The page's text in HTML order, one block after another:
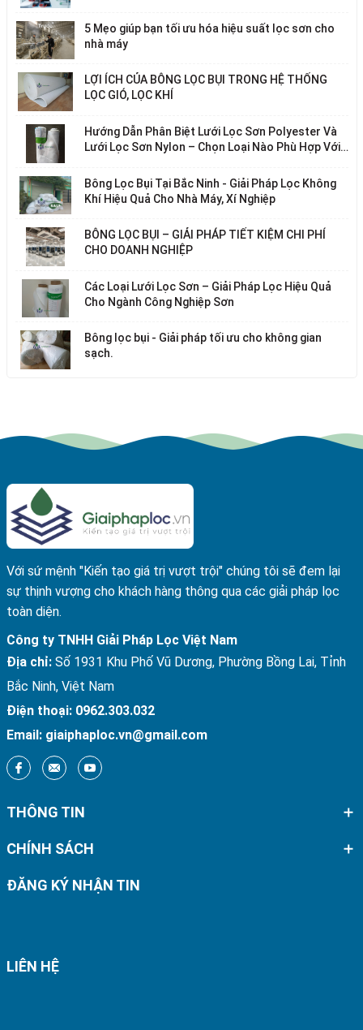
5 Mẹo giúp bạn tối ưu hóa hiệu suất lọc sơn cho
nhà máy
LỢI ÍCH CỦA BÔNG LỌC BỤI TRONG HỆ THỐNG
LỌC GIÓ, LỌC KHÍ
Hướng Dẫn Phân Biệt Lưới Lọc Sơn Polyester Và
Lưới Lọc Sơn Nylon – Chọn Loại Nào Phù Hợp Với
Bông Lọc Bụi Tại Bắc Ninh - Giải Pháp Lọc Không
Khí Hiệu Quả Cho Nhà Máy, Xí Nghiệp
BÔNG LỌC BỤI – GIẢI PHÁP TIẾT KIỆM CHI PHÍ
CHO DOANH NGHIỆP
Các Loại Lưới Lọc Sơn – Giải Pháp Lọc Hiệu Quả
Cho Ngành Công Nghiệp Sơn
Bông lọc bụi - Giải pháp tối ưu cho không gian
sạch.
Với sứ mệnh "Kiến tạo giá trị vượt trội" chúng tôi sẽ đem lại
sự thịnh vượng cho khách hàng thông qua các giải pháp lọc
toàn diện.
Công ty TNHH Giải Pháp Lọc Việt Nam
Địa chỉ: Số 1931 Khu Phố Vũ Dương, Phường Bồng Lai, Tỉnh
Bắc Ninh, Việt Nam
Điện thoại: 0962.303.032
Email: giaiphaploc.vn@gmail.com
THÔNG TIN
CHÍNH SÁCH
ĐĂNG KÝ NHẬN TIN
LIÊN HỆ